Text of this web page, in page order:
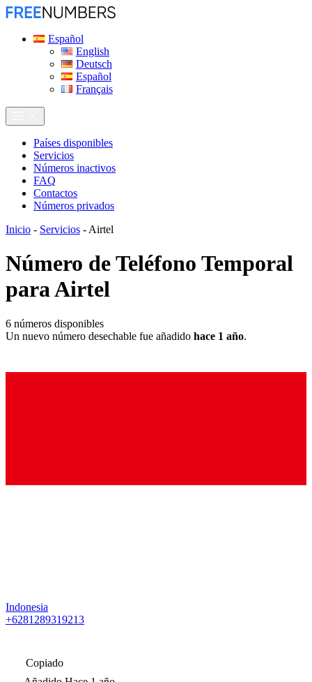
Español
English
Deutsch
Español
Français
Países disponibles
Servicios
Números inactivos
FAQ
Contactos
Números privados
Inicio - Servicios - Airtel
Número de Teléfono Temporal
paraAirtel
6 números disponibles
Un nuevo número desechable fue añadido hace 1 año.
Indonesia
+6281289319213
Copiado